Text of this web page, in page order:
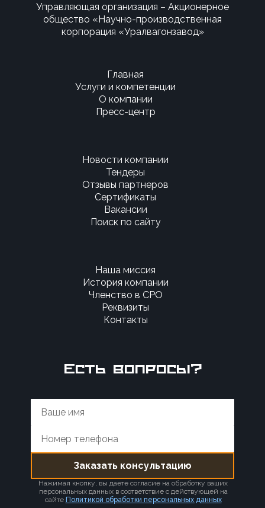
Управляющая организация – Акционерное
общество «Научно-производственная
корпорация «Уралвагонзавод»
Главная
Услуги и компетенции
О компании
Пресс-центр
Новости компании
Тендеры
Отзывы партнеров
Сертификаты
Вакансии
Поиск по сайту
Наша миссия
История компании
Членство в СРО
Реквизиты
Контакты
Есть вопросы?
Нажимая кнопку, вы даете согласие на обработку ваших
персональных данных в соответствие с действующей на
сайте Политикой обработки персональных данных